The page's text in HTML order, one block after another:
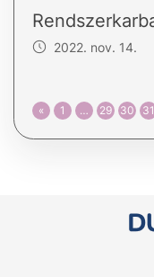
2022. nov. 14.
« 1 … 29 30 31